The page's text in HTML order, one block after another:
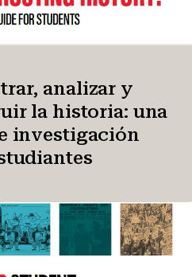
analizar y
la historia: una
investigación